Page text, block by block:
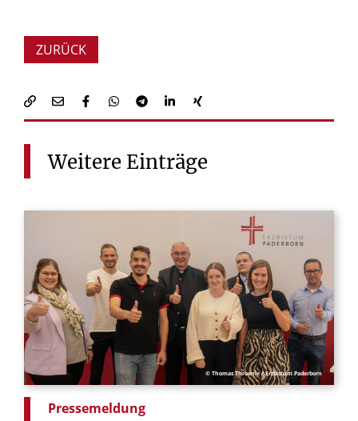
ZURÜCK
Weitere Einträge
© Thomas Throenle / Erzbistum Paderborn
Pressemeldung